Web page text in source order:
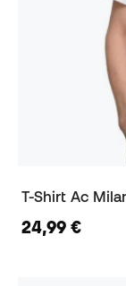
T-Shirt Ac
24,99 €